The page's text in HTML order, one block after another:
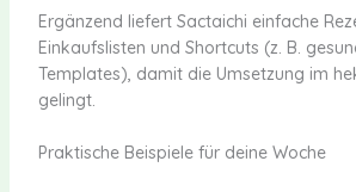
Ergänzend liefert Sactaichi einfache
Einkaufslisten und Shortcuts (z. B.
Templates), damit die Umsetzung im
gelingt.
Praktische Beispiele für deine Woche